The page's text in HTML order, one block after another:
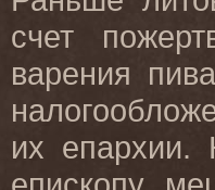
счет
варения
их епархии.